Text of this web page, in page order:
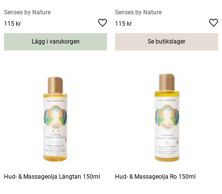
Senses by Nature
Pris:
115 kr
Lägg i varukorgen
Senses by Nature
Pris:
115 kr
Se butikslager
Hud- & Massageolja Längtan 150ml Hud- & Massageolja Ro 150ml